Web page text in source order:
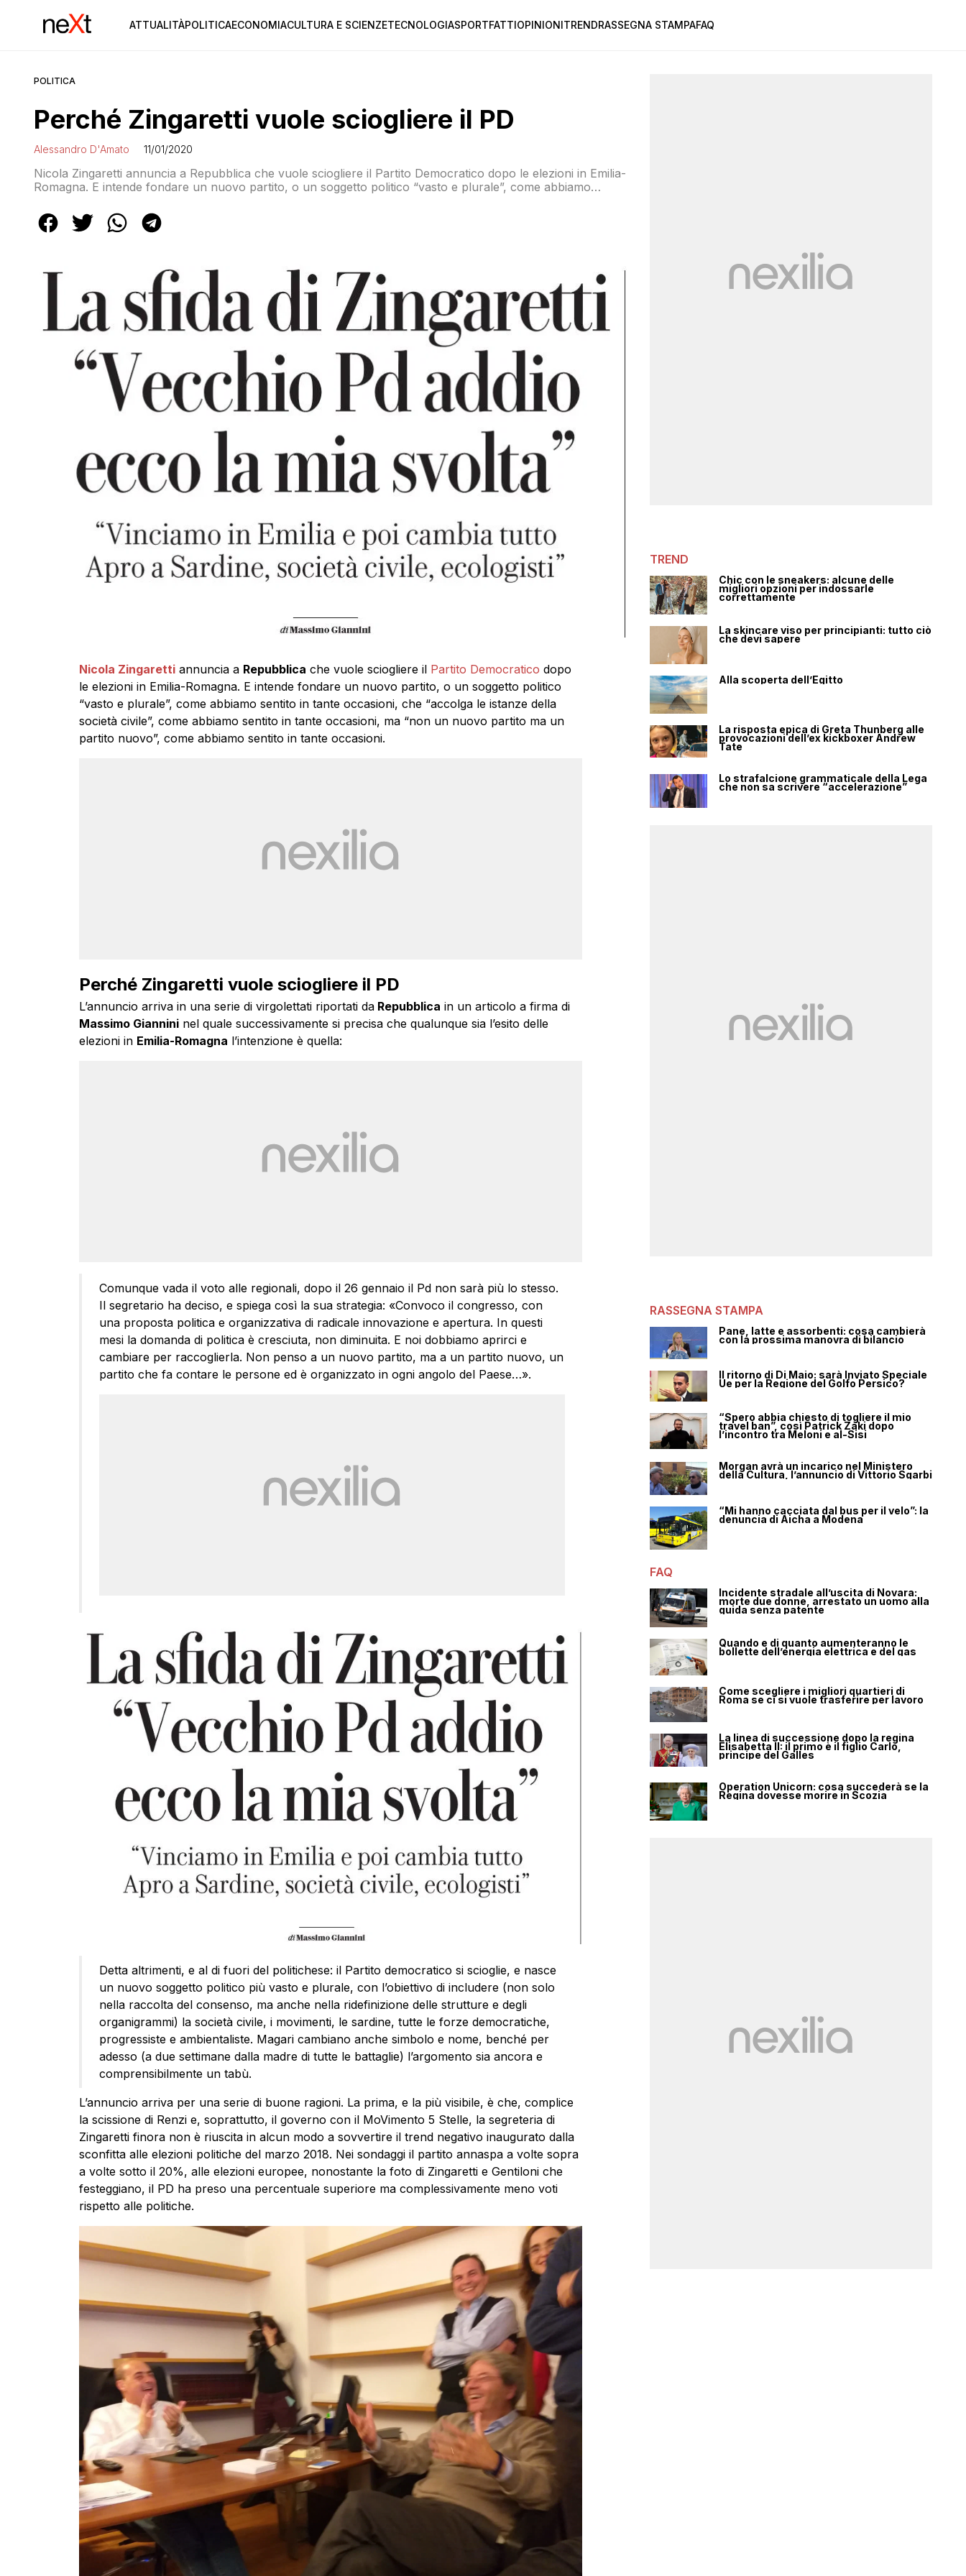
ATTUALITÀPOLITICAECONOMIACULTURA E SCIENZETECNOLOGIASPORTFATTIOPINIONITRENDRASSEGNA STAMPAFAQ
POLITICA
Perché Zingaretti vuole sciogliere il PD
Alessandro D'Amato 11/01/2020
Nicola Zingaretti annuncia a Repubblica che vuole sciogliere il Partito Democratico dopo le elezioni in Emilia-
Romagna. E intende fondare un nuovo partito, o un soggetto politico “vasto e plurale”, come abbiamo
occasioni… Questa è quella buona?
Nicola Zingarettiannuncia a Repubblica che vuole sciogliere il Partito Democratico dopo
le elezioni in Emilia-Romagna. E intende fondare un nuovo partito, o un soggetto politico
“vasto e plurale”, come abbiamo sentito in tante occasioni, che “accolga le istanze della
società civile”, come abbiamo sentito in tante occasioni, ma “non un nuovo partito ma un
partito nuovo”, come abbiamo sentito in tante occasioni.
Perché Zingaretti vuole sciogliere il PD
L’annuncio arriva in una serie di virgolettati riportati daRepubblica in un articolo a firma di
Massimo Giannininel quale successivamente si precisa che qualunque sia l’esito delle
elezioni in Emilia-Romagna l’intenzione è quella:
Comunque vada il voto alle regionali, dopo il 26 gennaio il Pd non sarà più lo stesso.
Il segretario ha deciso, e spiega così la sua strategia: «Convoco il congresso, con
una proposta politica e organizzativa di radicale innovazione e apertura. In questi
mesi la domanda di politica è cresciuta, non diminuita. E noi dobbiamo aprirci e
cambiare per raccoglierla. Non penso a un nuovo partito, ma a un partito nuovo, un
partito che fa contare le persone ed è organizzato in ogni angolo del Paese…».
Detta altrimenti, e al di fuori del politichese: il Partito democratico si scioglie, e nasce
un nuovo soggetto politico più vasto e plurale, con l’obiettivo di includere (non solo
nella raccolta del consenso, ma anche nella ridefinizione delle strutture e degli
organigrammi) la società civile, i movimenti, le sardine, tutte le forze democratiche,
progressiste e ambientaliste. Magari cambiano anche simbolo e nome, benché per
adesso (a due settimane dalla madre di tutte le battaglie) l’argomento sia ancora e
comprensibilmente un tabù.
L’annuncio arriva per una serie di buone ragioni. La prima, e la più visibile, è che, complice
la scissione di Renzi e, soprattutto, il governo con il MoVimento 5 Stelle, la segreteria di
Zingaretti finora non è riuscita in alcun modo a sovvertire il trend negativo inaugurato dalla
sconfitta alle elezioni politiche del marzo 2018. Nei sondaggi il partito annaspa a volte sopra
a volte sotto il 20%, alle elezioni europee, nonostante la foto di Zingaretti e Gentiloni che
festeggiano, il PD ha preso una percentuale superiore ma complessivamente meno voti
rispetto alle politiche.
TREND
Chic con le sneakers: alcune delle
migliori opzioni per indossarle
correttamente
La skincare viso per principianti: tutto ciò
che devi sapere
Alla scoperta dell’Egitto
La risposta epica di Greta Thunberg alle
provocazioni dell’ex kickboxer Andrew
Tate
Lo strafalcione grammaticale della Lega
che non sa scrivere “accelerazione”
RASSEGNA STAMPA
Pane, latte e assorbenti: cosa cambierà
con la prossima manovra di bilancio
Il ritorno di Di Maio: sarà Inviato Speciale
Ue per la Regione del Golfo Persico?
“Spero abbia chiesto di togliere il mio
travel ban”, così Patrick Zaki dopo
l’incontro tra Meloni e al-Sisi
Morgan avrà un incarico nel Ministero
della Cultura, l’annuncio di Vittorio Sgarbi
“Mi hanno cacciata dal bus per il velo”: la
denuncia di Aicha a Modena
FAQ
Incidente stradale all’uscita di Novara:
morte due donne, arrestato un uomo alla
guida senza patente
Quando e di quanto aumenteranno le
bollette dell’energia elettrica e del gas
Come scegliere i migliori quartieri di
Roma se ci si vuole trasferire per lavoro
La linea di successione dopo la regina
Elisabetta II: il primo è il figlio Carlo,
principe del Galles
Operation Unicorn: cosa succederà se la
Regina dovesse morire in Scozia